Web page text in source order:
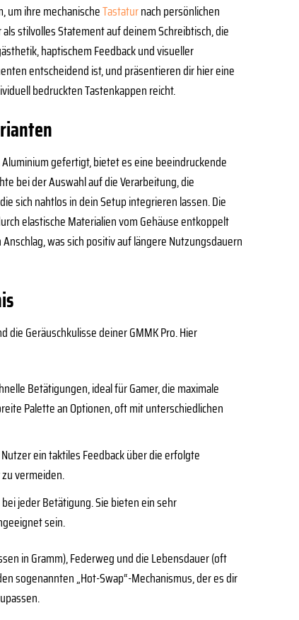
um ihre mechanischeTastaturnach persönlichen
stilvolles Statement auf deinem Schreibtisch, die
haptischem Feedback und visueller
entscheidend ist, und präsentieren dir hier eine
bedruckten Tastenkappen reicht.
gefertigt, bietet es eine beeindruckende
bei der Auswahl auf die Verarbeitung, die
sich nahtlos in dein Setup integrieren lassen. Die
elastische Materialien vom Gehäuse entkoppelt
was sich positiv auf längere Nutzungsdauern
Geräuschkulisse deiner GMMK Pro. Hier
Betätigungen, ideal für Gamer, die maximale
Palette an Optionen, oft mit unterschiedlichen
ein taktiles Feedback über die erfolgte
vermeiden.
jeder Betätigung. Sie bieten ein sehr
sein.
in Gramm), Federweg und die Lebensdauer (oft
sogenannten „Hot-Swap“-Mechanismus, der es dir